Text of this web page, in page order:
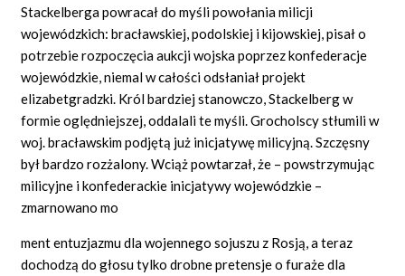
Stackelberga powracał do myśli powołania milicji
wojewódzkich: bracławskiej, podolskiej i kijowskiej, pisał o
potrzebie rozpoczęcia aukcji wojska poprzez konfederacje
wojewódzkie, niemal w całości odsłaniał projekt
elizabetgradzki. Król bardziej stanowczo, Stackelberg w
formie oględniejszej, oddalali te myśli. Grocholscy stłumili w
woj. bracławskim podjętą już inicjatywę milicyjną. Szczęsny
był bardzo rozżalony. Wciąż powtarzał, że – powstrzymując
milicyjne i konfederackie inicjatywy wojewódzkie –
zmarnowano mo
ment entuzjazmu dla wojennego sojuszu z Rosją, a teraz
dochodzą do głosu tylko drobne pretensje o furaże dla